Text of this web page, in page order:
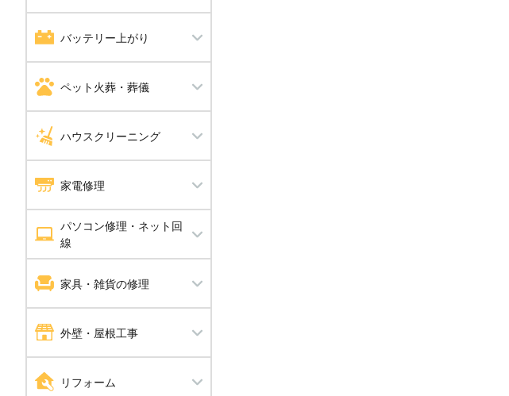
電動シャッター設置・修理
エアコン工事
スイッチ工事
LAN配線工事
インターホン工事・取替
分電盤工事
ＬＥＤ工事
電気工事全般
防犯鍵
ドアノブ修理
水漏れ修理・トイレつまり工事
雨漏り修理
給湯器修理・交換
防水工事
バッテリー上がり
バッテリー上がり
ペット火葬・葬儀
ペット火葬・葬儀
ハウスクリーニング
消臭・脱臭
ハウスクリーニング
エアコンクリーニング
バスルームクリーニング
家電修理
エアコン修理
パソコン修理・ネット回
線
パソコン修理
家具・雑貨の修理
家具修理
ピアノ調律 ピアノ修理
外壁・屋根工事
屋根工事
リフォーム